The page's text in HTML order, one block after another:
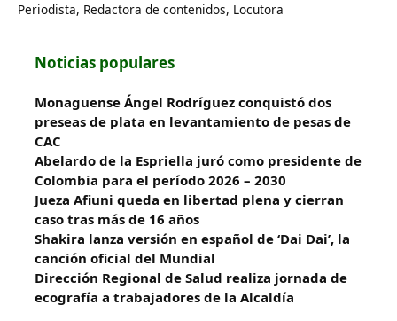
Periodista, Redactora de contenidos, Locutora
Noticias populares
Monaguense Ángel Rodríguez conquistó dos
preseas de plata en levantamiento de pesas de
CAC
Abelardo de la Espriella juró como presidente de
Colombia para el período 2026 – 2030
Jueza Afiuni queda en libertad plena y cierran
caso tras más de 16 años
Shakira lanza versión en español de ‘Dai Dai’, la
canción oficial del Mundial
‎Dirección Regional de Salud realiza jornada de
ecografía a trabajadores de la Alcaldía